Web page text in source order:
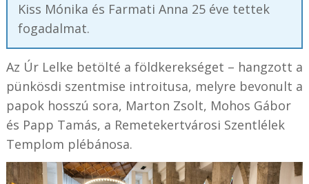
Kiss Mónika és Farmati Anna 25 éve tettek
fogadalmat.
Az Úr Lelke betölté a földkerekséget – hangzott a
pünkösdi szentmise introitusa, melyre bevonult a
papok hosszú sora, Marton Zsolt, Mohos Gábor
és Papp Tamás, a Remetekertvárosi Szentlélek
Templom plébánosa.